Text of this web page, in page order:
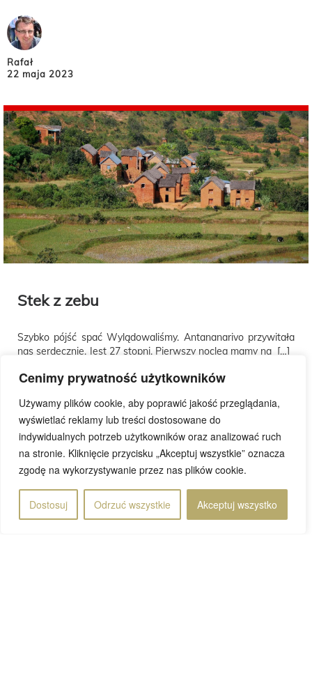
Cenimy prywatność użytkowników
Używamy plików cookie, aby poprawić jakość przeglądania,
wyświetlać reklamy lub treści dostosowane do
indywidualnych potrzeb użytkowników oraz analizować ruch
na stronie. Kliknięcie przycisku „Akceptuj wszystkie” oznacza
zgodę na wykorzystywanie przez nas plików cookie.
Dostosuj Odrzuć wszystkie Akceptuj wszystko
Rafał
22 maja 2023
Stek z zebu
Szybko pójść spać Wylądowaliśmy. Antananarivo przywitała
nas serdecznie. Jest 27 stopni. Pierwszy nocleg mamy na […]
Przeczytaj wpis
Rafał